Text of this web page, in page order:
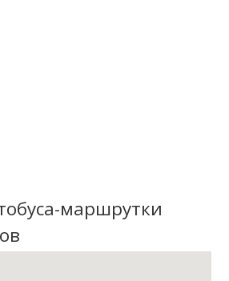
маршрутки